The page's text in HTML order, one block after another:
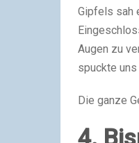
Gipfels sah
Augen zu
spuckte
Die ganze
4.